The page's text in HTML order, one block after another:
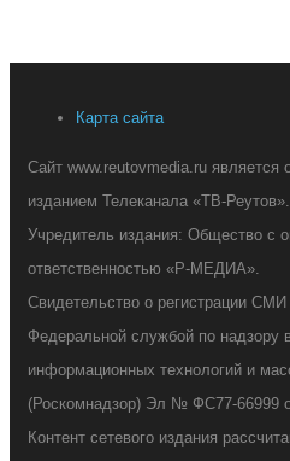
Карта сайта
Сайт www.reutovmedia.ru
изданием Телеканала «ТВ-Реутов».
Учредитель издания: Общество с
ответственностью «Р-МЕДИА».
Свидетельство о регистрации
Федеральной службой по надзору
информационных технологий и
(Роскомнадзор) Эл № ФС77-66999
Контент сетевого издания